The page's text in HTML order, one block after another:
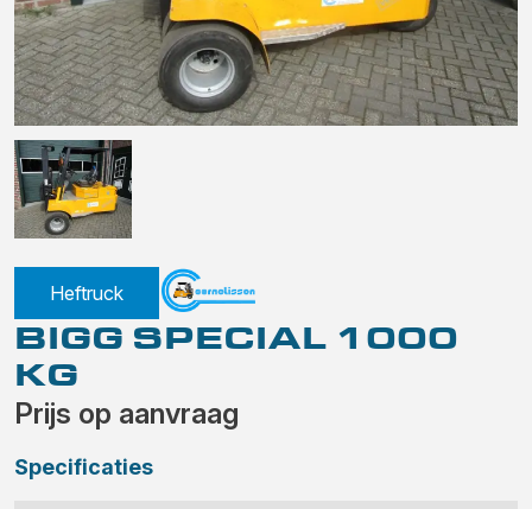
Heftruck
BIGG SPECIAL 1000
KG
Prijs op aanvraag
Specificaties